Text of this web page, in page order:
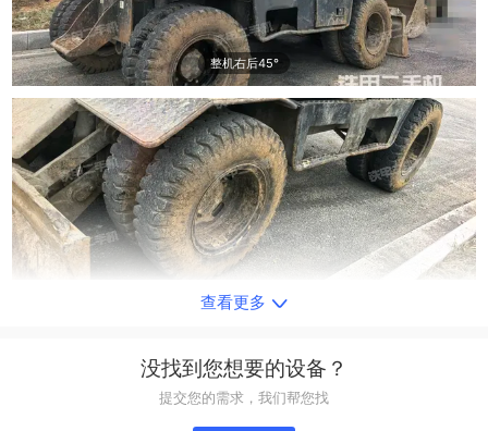
整机右后45°
查看更多
没找到您想要的设备？
提交您的需求，我们帮您找